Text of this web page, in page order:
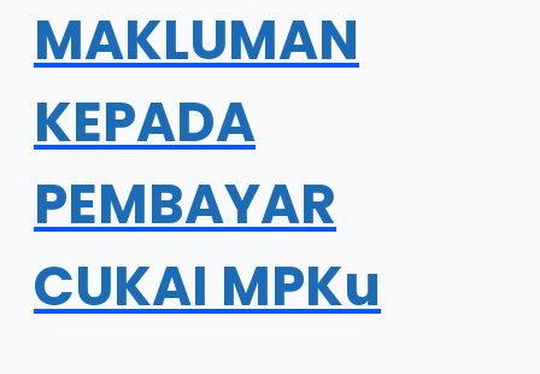
MAKLUMAN
KEPADA
PEMBAYAR
CUKAI MPKu